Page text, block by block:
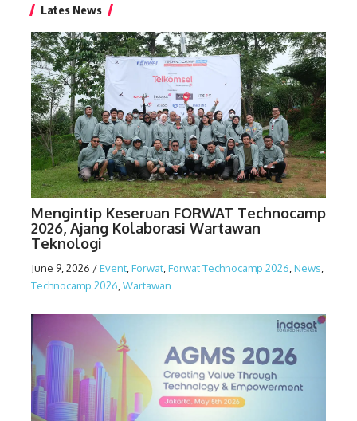
Lates News
Mengintip Keseruan FORWAT Technocamp
2026, Ajang Kolaborasi Wartawan
Teknologi
June 9, 2026 /Event,Forwat,Forwat Technocamp 2026,News,
Technocamp 2026,Wartawan